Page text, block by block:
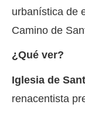
urbanística de
Camino de
¿Qué ver?
Iglesia de
renacentista